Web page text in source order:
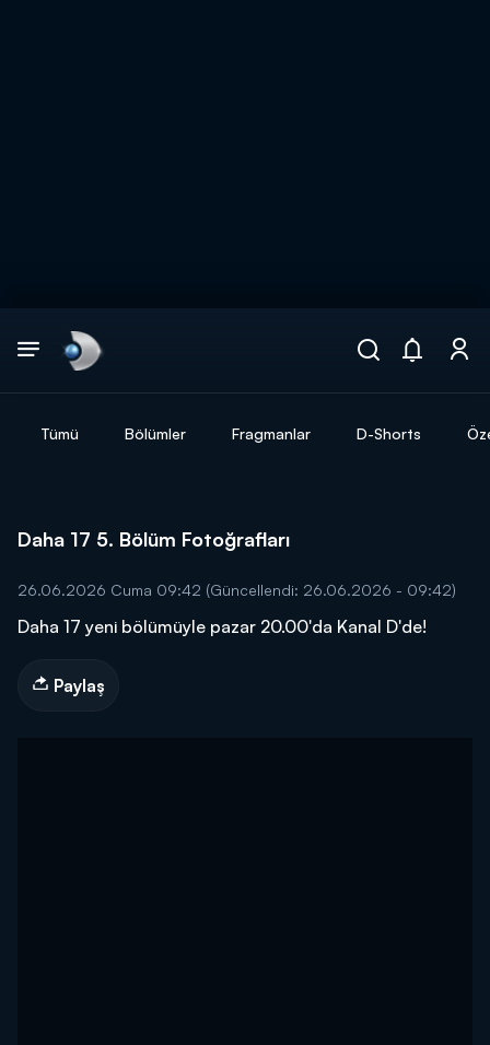
Tümü Bölümler Fragmanlar D-Shorts
Daha 17 5. Bölüm Fotoğrafları
26.06.2026 Cuma 09:42 (Güncellendi: 26.06.2026 - 09:42)
Daha 17 yeni bölümüyle pazar 20.00'da Kanal D'de!
Paylaş